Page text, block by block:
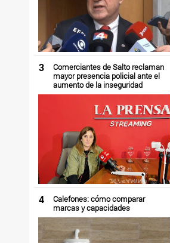
3
Comerciantes de Salto reclaman
mayor presencia policial ante el
aumento de la inseguridad
4
Calefones: cómo comparar
marcas y capacidades